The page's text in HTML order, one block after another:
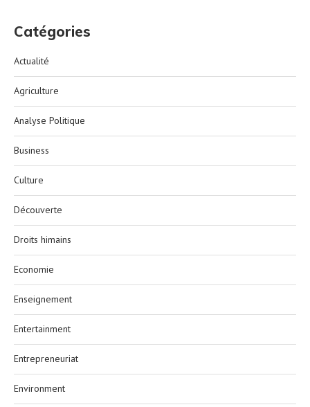
Catégories
Actualité
Agriculture
Analyse Politique
Business
Culture
Découverte
Droits himains
Economie
Enseignement
Entertainment
Entrepreneuriat
Environment